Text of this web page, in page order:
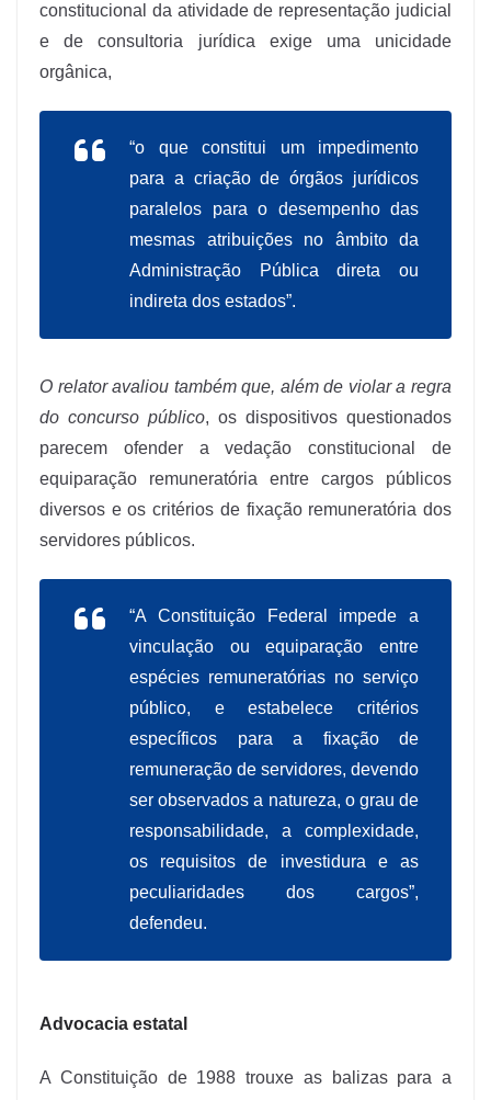
constitucional da atividade de representação judicial
e de consultoria jurídica exige uma unicidade
orgânica,
“o que constitui um impedimento
para a criação de órgãos jurídicos
paralelos para o desempenho das
mesmas atribuições no âmbito da
Administração Pública direta ou
indireta dos estados”.
O relator avaliou também que, além de violar a regra
do concurso público, os dispositivos questionados
parecem ofender a vedação constitucional de
equiparação remuneratória entre cargos públicos
diversos e os critérios de fixação remuneratória dos
servidores públicos.
“A Constituição Federal impede a
vinculação ou equiparação entre
espécies remuneratórias no serviço
público, e estabelece critérios
específicos para a fixação de
remuneração de servidores, devendo
ser observados a natureza, o grau de
responsabilidade, a complexidade,
os requisitos de investidura e as
peculiaridades dos cargos”,
defendeu.
Advocacia estatal
A Constituição de 1988 trouxe as balizas para a